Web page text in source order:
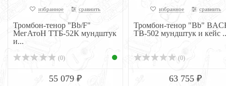
избранное сравнить
Тромбон-тенор "Bb/F"
МегАтоН ТТБ-52К мундштук
и...
(0)
55 079 ₽
избранное сравнить
Тромбон-тенор "Bb"
TB-502 мундштук и кейс
(0)
63 755 ₽